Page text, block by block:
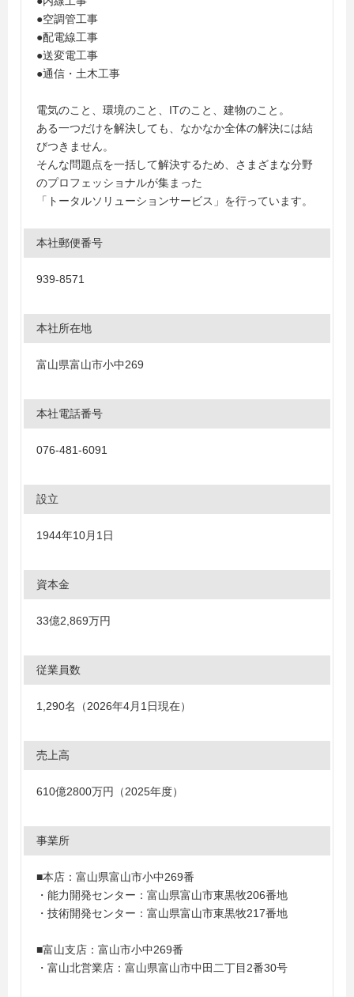
●空調管工事
●配電線工事
●送変電工事
●通信・土木工事
電気のこと、環境のこと、ITのこと、建物のこと。
ある一つだけを解決しても、なかなか全体の解決には結
びつきません。
そんな問題点を一括して解決するため、さまざまな分野
のプロフェッショナルが集まった
「トータルソリューションサービス」を行っています。
本社郵便番号
939-8571
本社所在地
富山県富山市小中269
本社電話番号
076-481-6091
設立
1944年10月1日
資本金
33億2,869万円
従業員数
1,290名（2026年4月1日現在）
売上高
610億2800万円（2025年度）
事業所
■本店：富山県富山市小中269番
・能力開発センター：富山県富山市東黒牧206番地
・技術開発センター：富山県富山市東黒牧217番地
■富山支店：富山市小中269番
・富山北営業店：富山県富山市中田二丁目2番30号